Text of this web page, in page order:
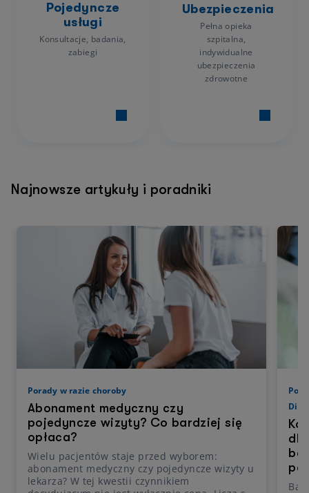
Pojedyncze
usługi
Konsultacje, badania,
zabiegi
Ubezpieczenia
Pełna opieka
szpitalna,
indywidualne
ubezpieczenia
zdrowotne
Najnowsze artykuły i poradniki
Porady w razie choroby
Abonament medyczny czy
pojedyncze wizyty? Co bardziej się
opłaca?
Wielu pacjentów staje przed wyborem:
abonament medyczny czy pojedyncze wizyty u
lekarza? W tej kwestii czynnikiem